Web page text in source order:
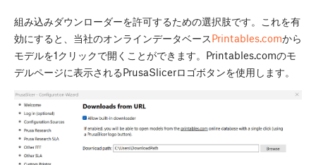
組み込みダウンローダーを許可するための選択肢です。これを有
効にすると、当社のオンラインデータベースPrintables.comから
モデルを1クリックで開くことができます。Printables.comのモ
デルページに表示されるPrusaSlicerロゴボタンを使用します。